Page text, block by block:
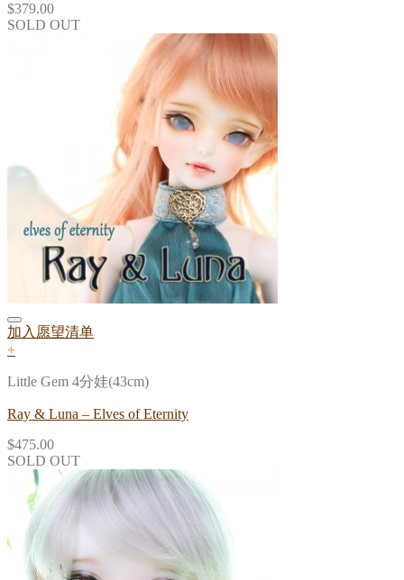
$379.00
SOLD OUT
加入愿望清单
+
Little Gem 4分娃(43cm)
Ray & Luna – Elves of Eternity
$475.00
SOLD OUT